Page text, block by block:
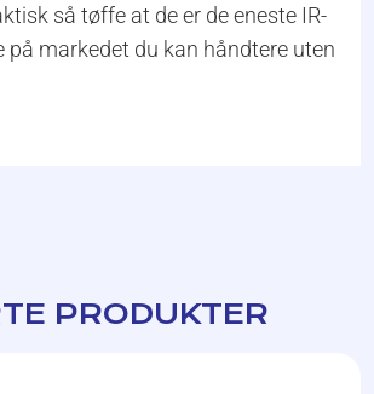
så tøffe at de er de eneste IR-
på markedet du kan håndtere uten
PRODUKTER